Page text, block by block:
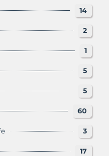
14
2
1
5
5
60
3
17